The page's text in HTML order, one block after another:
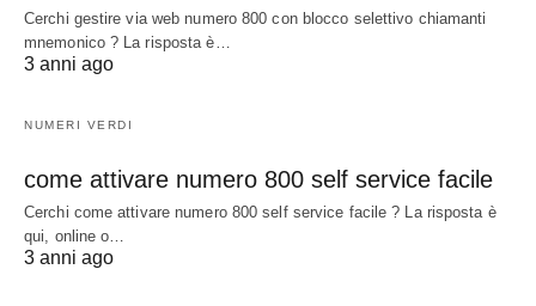
Cerchi gestire via web numero 800 con blocco selettivo chiamanti
mnemonico ? La risposta è…
3 anni ago
NUMERI VERDI
come attivare numero 800 self service facile
Cerchi come attivare numero 800 self service facile ? La risposta è
qui, online o…
3 anni ago